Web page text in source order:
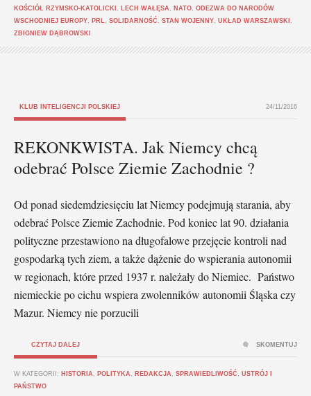
KOŚCIÓŁ RZYMSKO-KATOLICKI
LECH WAŁĘSA NATO ODEZWA DO NARODÓW
WSCHODNIEJ EUROPY
PRL SOLIDARNOŚĆ STAN WOJENNY UKŁAD WARSZAWSKI
ZBIGNIEW DĄBROWSKI
KLUB INTELIGENCJI POLSKIEJ 24/11/2016
REKONKWISTA. Jak Niemcy chcą
odebrać Polsce Ziemie Zachodnie ?
Od ponad siedemdziesięciu lat Niemcy podejmują starania, aby
odebrać Polsce Ziemie Zachodnie. Pod koniec lat 90. działania
polityczne przestawiono na długofalowe przejęcie kontroli nad
gospodarką tych ziem, a także dążenie do wspierania autonomii
w regionach, które przed 1937 r. należały do Niemiec. Państwo
niemieckie po cichu wspiera zwolenników autonomii Śląska czy
Mazur. Niemcy nie porzucili
CZYTAJ DALEJ
W KATEGORII: HISTORIA POLITYKA REDAKCJA SPRAWIEDLIWOŚĆ
USTRÓJ I
PAŃSTWO
SKOMENTUJ